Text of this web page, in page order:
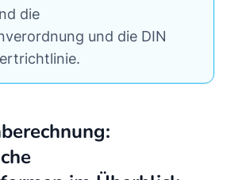
die
und die DIN